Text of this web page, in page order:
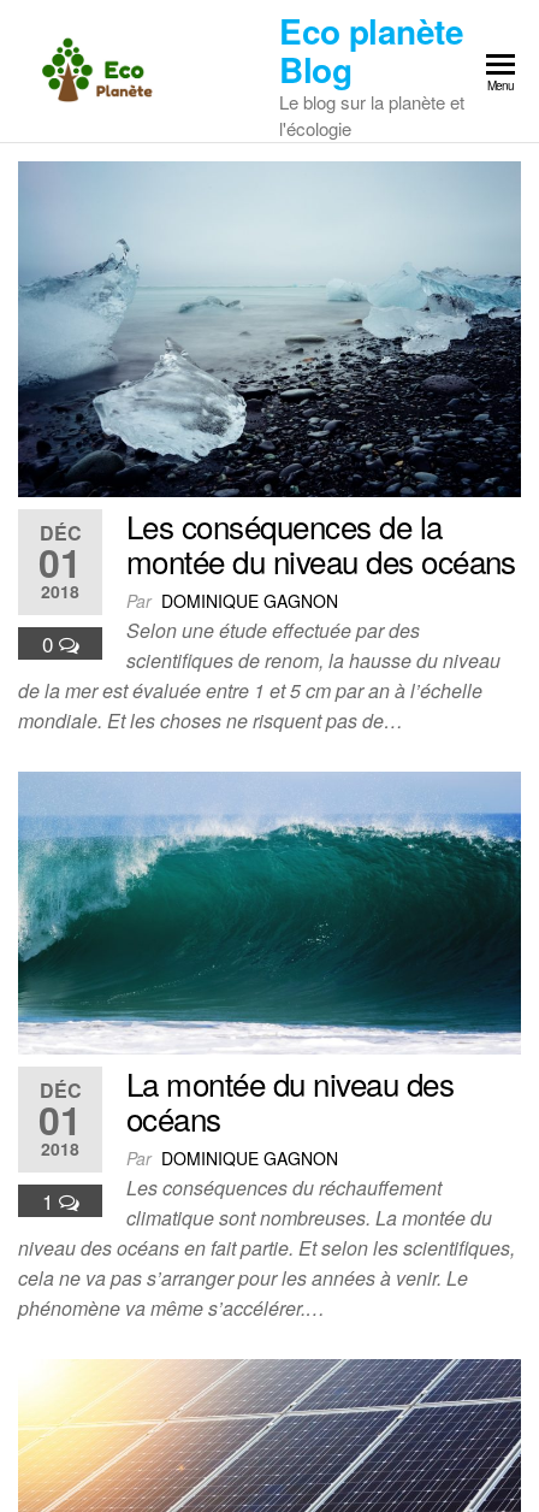
content
Eco planète
Blog
Le blog sur la planète et
l'écologie
Menu
DÉC
01
2018
0
Les conséquences de la
montée du niveau des océans
Par DOMINIQUE GAGNON
Selon une étude effectuée par des
scientifiques de renom, la hausse du niveau
de la mer est évaluée entre 1 et 5 cm par an à l’échelle
mondiale. Et les choses ne risquent pas de…
DÉC
01
2018
1
La montée du niveau des
océans
Par DOMINIQUE GAGNON
Les conséquences du réchauffement
climatique sont nombreuses. La montée du
niveau des océans en fait partie. Et selon les scientifiques,
cela ne va pas s’arranger pour les années à venir. Le
phénomène va même s’accélérer.…